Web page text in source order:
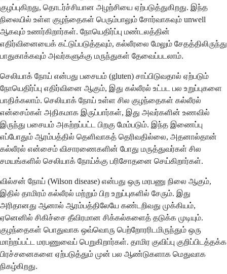
குழப்புகிறது, தொடர்ச்சியான அழற்சியை ஏற்படுத்துகிறது. இந்த
நிலையில் உள்ள குழந்தைகள் பெரும்பாலும் சோர்வாகவும் unwell
ஆகவும் உணர்கிறார்கள். நோயெதிர்ப்பு மண்டலத்தின்
எதிர்வினையைக் கட்டுப்படுத்தவும், கல்லீரலை மேலும் சேதத்திலிருந்து
பாதுகாக்கவும் அவர்களுக்கு மருந்துகள் தேவைப்படலாம்.
செலியாக் நோய் என்பது பசையம் (gluten) சாப்பிடுவதால் ஏற்படும்
நோயெதிர்ப்பு எதிர்வினை ஆகும், இது கல்லீரல் உட்பட பல உறுப்புகளை
பாதிக்கலாம். செலியாக் நோய் உள்ள சில குழந்தைகள் கல்லீரல்
என்சைம்கள் அதிகமாக இருப்பார்கள், இது அவர்களின் உணவில்
இருந்து பசையம் அகற்றப்பட்ட பிறகு மேம்படும். இந்த இணைப்பு
எப்போதும் ஆரம்பத்தில் தெளிவாகத் தெரிவதில்லை, அதனால்தான்
கல்லீரல் என்சைம் விசாரணைகளின் போது மருத்துவர்கள் சில
சமயங்களில் செலியாக் நோய்க்கு பரிசோதனை செய்கிறார்கள்.
வில்சன் நோய் (Wilson disease) என்பது ஒரு மரபணு நிலை ஆகும்,
இதில் தாமிரம் கல்லீரல் மற்றும் பிற உறுப்புகளில் சேரும். இது
அரிதானது ஆனால் ஆரம்பத்திலேயே கண்டறிவது முக்கியம்,
ஏனெனில் சிகிச்சை தீவிரமான சிக்கல்களைத் தடுக்க முடியும்.
குழந்தைகள் பொதுவாக ஒவ்வொரு பெற்றோரரிடமிருந்தும் ஒரு
மாற்றப்பட்ட மரபணுவைப் பெறுகிறார்கள். தாமிர குவிப்பு குறிப்பிடத்தக்க
பிரச்சனைகளை ஏற்படுத்தும் முன் பல ஆண்டுகளாக மெதுவாக
நிகழ்கிறது.